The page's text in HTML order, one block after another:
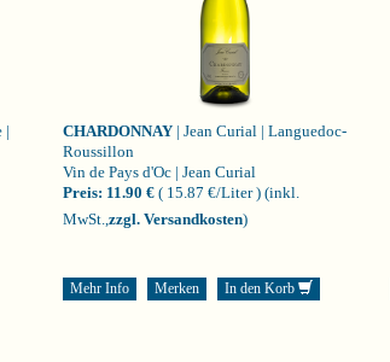
|
CHARDONNAY | Jean Curial | Languedoc-
Roussillon
Vin de Pays d'Oc | Jean Curial
Preis: 11.90 € ( 15.87 €/Liter ) (inkl.
MwSt., zzgl. Versandkosten)
Mehr Info Merken In den Korb